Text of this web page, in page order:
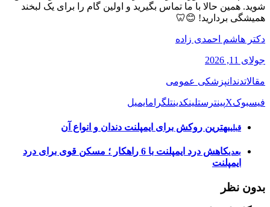
شوید. همین حالا با ما تماس بگیرید و اولین گام را برای یک لبخند
همیشگی بردارید! 😊🦷
دکتر هاشم احمدی زاده
جولای 11, 2026
مقالاتدندانپزشکی عمومی
فیسبوکXپینترستلینکدینتلگرامایمیل
قبلیبهترین روکش برای ایمپلنت دندان و انواع آن
بعدی
کاهش درد ایمپلنت با 6 راهکار ؛ مسکن قوی برای درد
ایمپلنت
بدون نظر